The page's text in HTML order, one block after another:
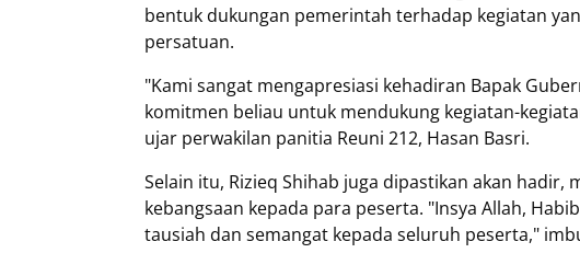
bentuk dukungan pemerintah terhadap kegiatan
persatuan.
"Kami sangat mengapresiasi kehadiran Bapak
komitmen beliau untuk mendukung kegiatan-
ujar perwakilan panitia Reuni 212, Hasan Basri.
Selain itu, Rizieq Shihab juga dipastikan akan hadir,
kebangsaan kepada para peserta. "Insya Allah,
tausiah dan semangat kepada seluruh peserta,"